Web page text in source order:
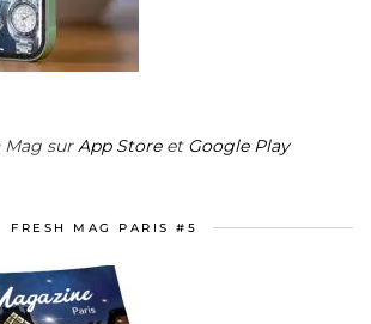
Mag surApp Storeet Google Play
FRESH MAG PARIS #5